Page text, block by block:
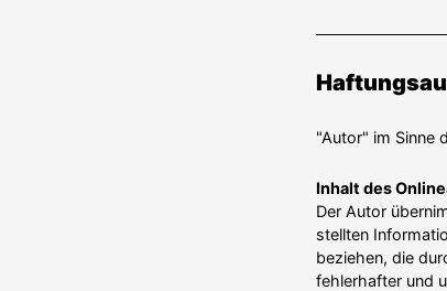
"Autor" im Sinne
Inhalt des
Der Autor
stellten
beziehen, die
fehler­hafter und